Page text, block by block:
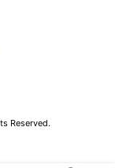
Reserved.